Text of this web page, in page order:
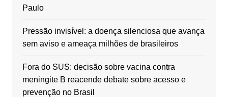
Paulo
Pressão invisível: a doença silenciosa que avança
sem aviso e ameaça milhões de brasileiros
Fora do SUS: decisão sobre vacina contra
meningite B reacende debate sobre acesso e
prevenção no Brasil